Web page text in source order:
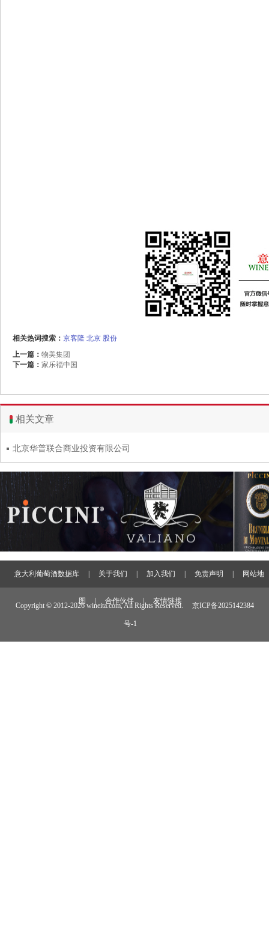
相关热词搜索： 京客隆 北京 股份
上一篇： 物美集团
下一篇： 家乐福中国
相关文章
北京华普联合商业投资有限公司
意大利葡萄酒数据库 关于我们 加入我们 免责声明 网站地
图 合作伙伴 友情链接
Copyright © 2012-2026 wineita.com, All Rights Reserved. 京ICP备2025142384
号-1